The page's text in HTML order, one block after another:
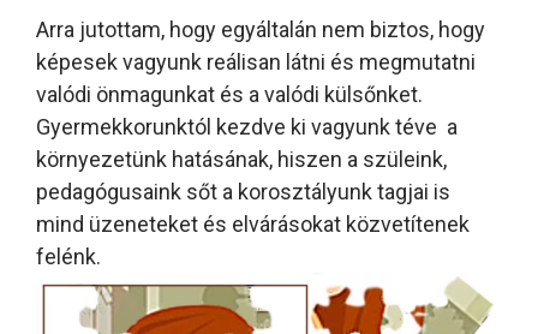
Arra jutottam, hogy egyáltalán nem biztos, hogy
képesek vagyunk reálisan látni és megmutatni
valódi önmagunkat és a valódi külsőnket.
Gyermekkorunktól kezdve ki vagyunk téve a
környezetünk hatásának, hiszen a szüleink,
pedagógusaink sőt a korosztályunk tagjai is
mind üzeneteket és elvárásokat közvetítenek
felénk.